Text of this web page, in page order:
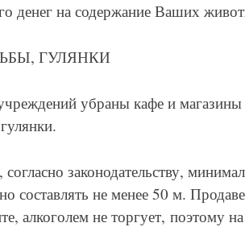
денег на содержание Ваших
ГУЛЯНКИ
убраны кафе и
законодательству,
составлять не менее 50 м.
алкоголем не торгует, поэтому